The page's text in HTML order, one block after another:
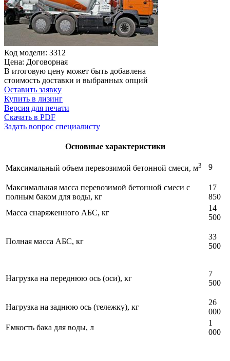
Код модели: 3312
Цена: Договорная
В итоговую цену может быть добавлена
стоимость доставки и выбранных опций
Оставить заявку
Купить в лизинг
Версия для печати
Скачать в PDF
Задать вопрос специалисту
Основные характеристики
Максимальный объем перевозимой бетонной смеси, м3 9
Максимальная масса перевозимой бетонной смеси с
полным баком для воды, кг
17
850
Масса снаряженного АБС, кг
14
500
Полная масса АБС, кг
33
500
Нагрузка на переднюю ось (оси), кг
7
500
Нагрузка на заднюю ось (тележку), кг
26
000
Емкость бака для воды, л
1
000